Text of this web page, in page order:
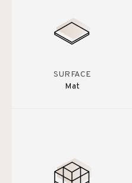
SURFACE
Mat